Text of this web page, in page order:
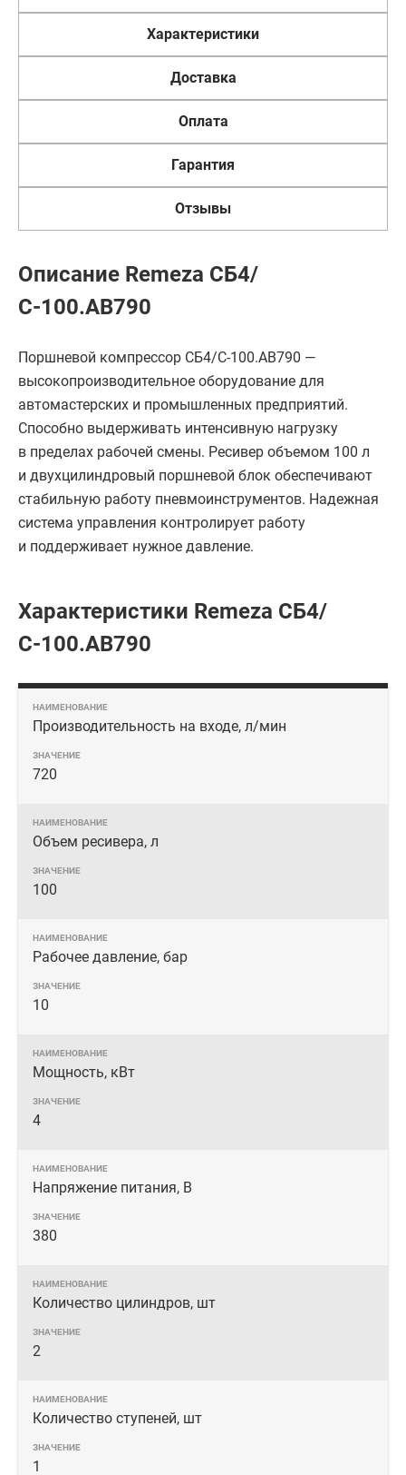
Характеристики
Доставка
Оплата
Гарантия
Отзывы
Описание Remeza СБ4/
С-100.АВ790
Поршневой компрессор СБ4/С-100.АВ790 —
высокопроизводительное оборудование для
автомастерских и промышленных предприятий.
Способно выдерживать интенсивную нагрузку
в пределах рабочей смены. Ресивер объемом 100 л
и двухцилиндровый поршневой блок обеспечивают
стабильную работу пневмоинструментов. Надежная
система управления контролирует работу
и поддерживает нужное давление.
Характеристики Remeza СБ4/
С-100.АВ790
Производительность на входе, л/мин
720
Объем ресивера, л
100
Рабочее давление, бар
10
Мощность, кВт
4
Напряжение питания, В
380
Количество цилиндров, шт
2
Количество ступеней, шт
1